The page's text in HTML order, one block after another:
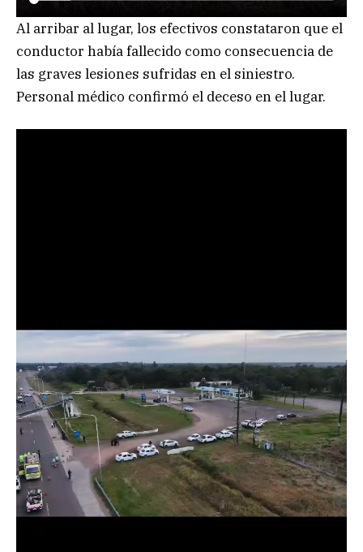
Al arribar al lugar, los efectivos constataron que el
conductor había fallecido como consecuencia de
las graves lesiones sufridas en el siniestro.
Personal médico confirmó el deceso en el lugar.